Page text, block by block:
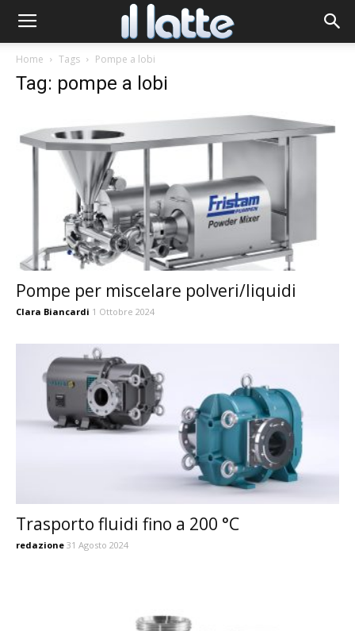
Home Tags Pompe a lobi
Tag: pompe a lobi
Pompe per miscelare polveri/liquidi
Clara Biancardi 1 Ottobre 2024
Trasporto fluidi fino a 200 °C
redazione 31 Agosto 2024